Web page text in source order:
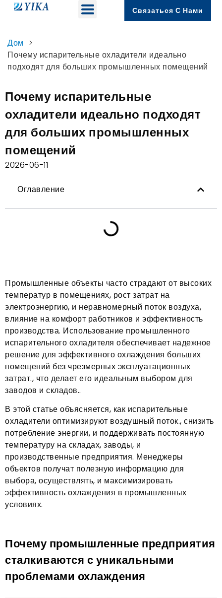
Связаться С Нами
Дом >
Почему испарительные охладители идеально
подходят для больших промышленных помещений
Почему испарительные
охладители идеально подходят
для больших промышленных
помещений
2026-06-11
Оглавление
Промышленные объекты часто страдают от высоких
температур в помещениях, рост затрат на
электроэнергию, и неравномерный поток воздуха,
влияние на комфорт работников и эффективность
производства. Использование промышленного
испарительного охладителя обеспечивает надежное
решение для эффективного охлаждения больших
помещений без чрезмерных эксплуатационных
затрат., что делает его идеальным выбором для
заводов и складов..
В этой статье объясняется, как испарительные
охладители оптимизируют воздушный поток., снизить
потребление энергии, и поддерживать постоянную
температуру на складах, заводы, и
производственные предприятия. Менеджеры
объектов получат полезную информацию для
выбора, осуществлять, и максимизировать
эффективность охлаждения в промышленных
условиях.
Почему промышленные предприятия
сталкиваются с уникальными
проблемами охлаждения